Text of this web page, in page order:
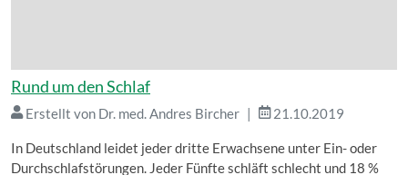
Rund um den Schlaf
Erstellt von Dr. med. Andres Bircher 21.10.2019
In Deutschland leidet jeder dritte Erwachsene unter Ein- oder
Durchschlafstörungen. Jeder Fünfte schläft schlecht und 18 %